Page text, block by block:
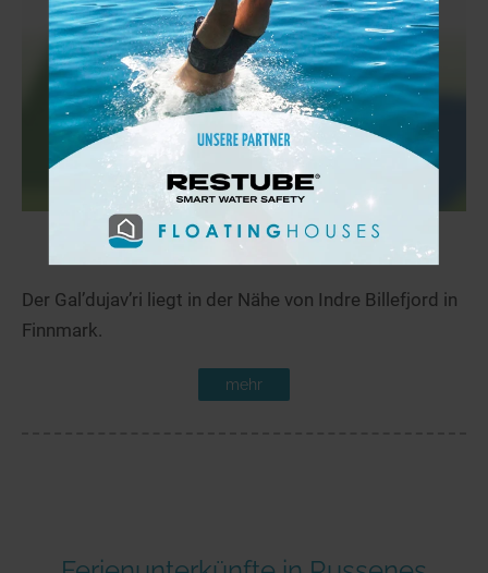
Gal’dujav’ri 12,7 km
Der Gal’dujav’ri liegt in der Nähe von Indre Billefjord in
Finnmark.
mehr